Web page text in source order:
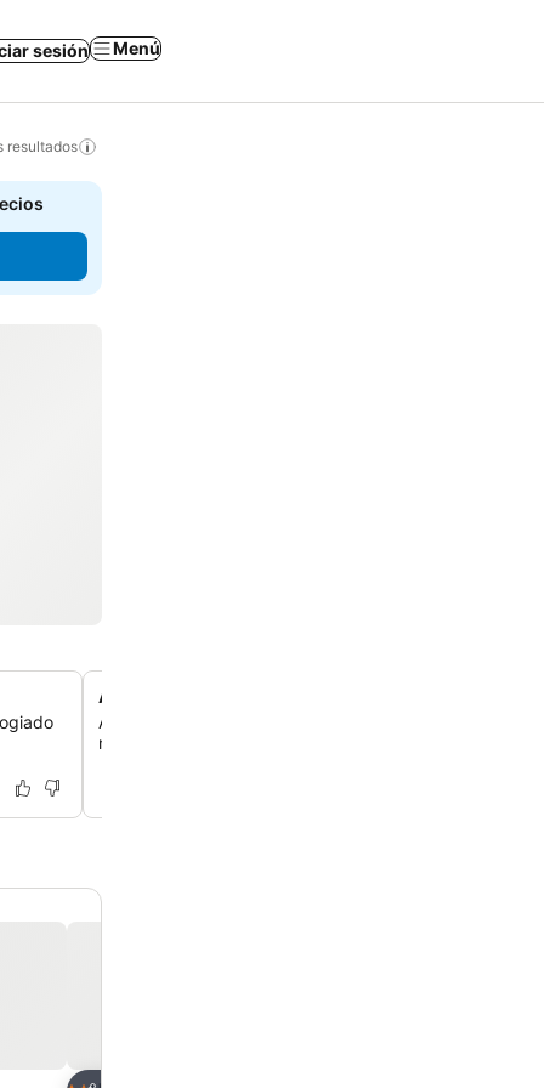
sesión Menú
resultados
A un paso de la playa de Piriápolis
Accede directamente a la arena, ya que el hotel está a
metros de la playa, ideal para tomar el sol y nadar.